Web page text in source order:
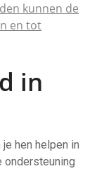
kunnen de
en tot
in
hen helpen in
ondersteuning